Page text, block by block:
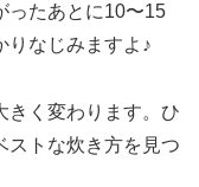
ったあとに10〜15
りなじみますよ♪
きく変わります。ひ
ストな炊き方を見つ